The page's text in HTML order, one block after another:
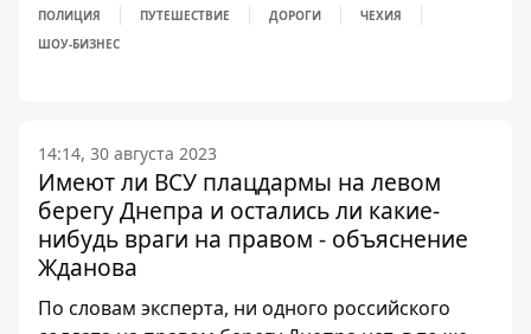
ПОЛИЦИЯ ПУТЕШЕСТВИЕ ДОРОГИ
ЧЕХИЯ
ШОУ-БИЗНЕС
14:14, 30 августа 2023
Имеют ли ВСУ плацдармы на левом
берегу Днепра и остались ли какие-
нибудь враги на правом - объяснение
Жданова
По словам эксперта, ни одного российского